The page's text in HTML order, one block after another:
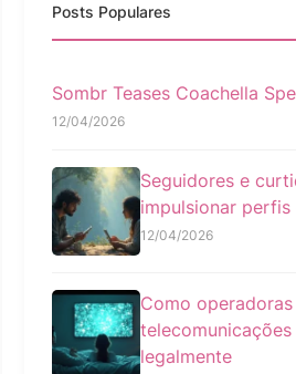
Posts Populares
Sombr Teases Coachella
12/04/2026
Seguidores e
impulsionar
12/04/2026
Como
legalmente